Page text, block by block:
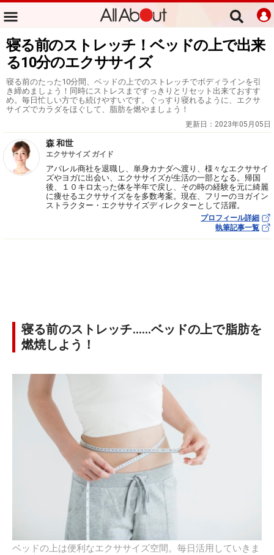
寝る前のストレッチ！ベッドの上で出来
る10分のエクササイズ
寝る前のたった10分間、ベッドの上でのストレッチでボディラインを引
き締めましょう！同時にストレスまですっきりとリセット出来ておすす
め。毎日忙しい方でも続けやすいです。ぐっすり寝れるように、エクサ
サイズでカラダをほぐして、脂肪を燃やましょう！
更新日： 2023年05月05日
森 和世
エクササイズ ガイド
アパレル商社を退職し、単身カナダへ渡り、様々なエクササイ
ズやヨガに出会い、エクササイズが生活の一部となる。帰国
後、１０キロ太った体を半年で戻し、その時の経験を元に綺麗
に痩せるエクササイズをを多数考案。現在、フリーのヨガイン
ストラクター・エクササイズディレクターとして活躍。
プロフィール詳細
執筆記事一覧
寝る前のストレッチ……ベッドの上で脂肪を
燃焼しよう！
ベッドの上は便利なエクササイズ空間。毎日活用していきま